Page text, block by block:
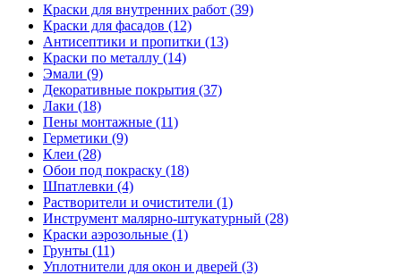
Краски для внутренних работ (39)
Краски для фасадов (12)
Антисептики и пропитки (13)
Краски по металлу (14)
Эмали (9)
Декоративные покрытия (37)
Лаки (18)
Пены монтажные (11)
Герметики (9)
Клеи (28)
Обои под покраску (18)
Шпатлевки (4)
Растворители и очистители (1)
Инструмент малярно-штукатурный (28)
Краски аэрозольные (1)
Грунты (11)
Уплотнители для окон и дверей (3)